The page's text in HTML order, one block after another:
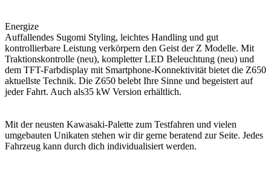
Energize
Auffallendes Sugomi Styling, leichtes Handling und gut
kontrollierbare Leistung verkörpern den Geist der Z Modelle. Mit
Traktionskontrolle (neu), kompletter LED Beleuchtung (neu) und
dem TFT-Farbdisplay mit Smartphone-Konnektivität bietet die Z650
aktuellste Technik. Die Z650 belebt Ihre Sinne und begeistert auf
jeder Fahrt. Auch als35 kW Version erhältlich.
Mit der neusten Kawasaki-Palette zum Testfahren und vielen
umgebauten Unikaten stehen wir dir gerne beratend zur Seite. Jedes
Fahrzeug kann durch dich individualisiert werden.